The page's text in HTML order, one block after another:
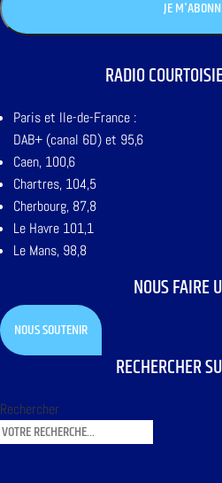
RADIO
Paris et Ile-de-France :
DAB+ (canal 6D) et 95,6
Caen, 100,6
Chartres, 104,5
Cherbourg, 87,8
Le Havre 101,1
Le Mans, 98,8
NOUS FAIRE
NOUS SOUTENIR
RECHERCHER
Rechercher